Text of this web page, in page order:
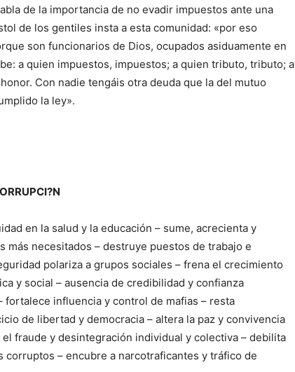
de la importancia de no evadir impuestos ante una
de los gentiles insta a esta comunidad: «por eso
son funcionarios de Dios, ocupados asiduamente en
a quien impuestos, impuestos; a quien tributo, tributo; a
Con nadie tengáis otra deuda que la del mutuo
la ley».
en la salud y la educación – sume, acrecienta y
más necesitados – destruye puestos de trabajo e
polariza a grupos sociales – frena el crecimiento
y social – ausencia de credibilidad y confianza
influencia y control de mafias – resta
de libertad y democracia – altera la paz y convivencia
fraude y desintegración individual y colectiva – debilita
corruptos – encubre a narcotraficantes y tráfico de